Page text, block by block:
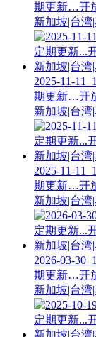
期更新…开
新加坡|台
2025-11-
期更新…开
新加坡|台
2025-11-
期更新…开
新加坡|台
2026-03-
期更新…开
新加坡|台